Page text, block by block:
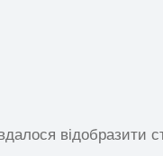
відобразити